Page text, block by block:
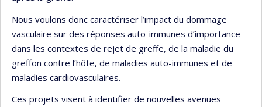
Nous voulons donc caractériser l’impact du dommage
vasculaire sur des réponses auto-immunes d’importance
dans les contextes de rejet de greffe, de la maladie du
greffon contre l’hôte, de maladies auto-immunes et de
maladies cardiovasculaires.
Ces projets visent à identifier de nouvelles avenues